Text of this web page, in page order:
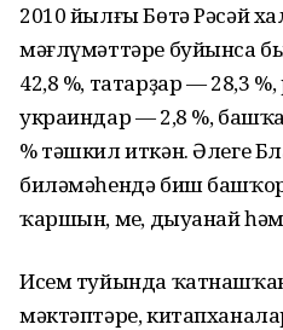
2010 йылғы Бөтә Рәсәй
мәғлүмәттәре буйынса
42,8 %, татарҙар — 28,3
украиндар — 2,8 %,
% тәшкил иткән. Әлеге
биләмәһендә биш
ҡаршын, мең, дыуанай
Исем туйында
мәктәптәре,